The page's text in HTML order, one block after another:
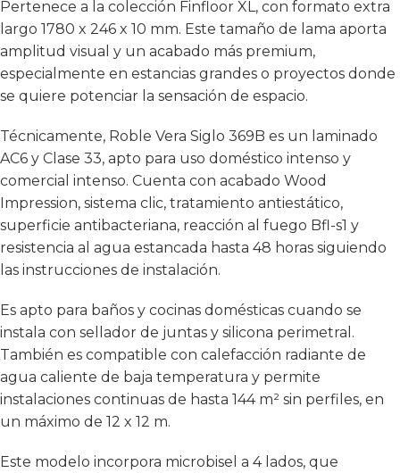
Pertenece a la colección Finfloor XL, con formato extra
largo 1780 x 246 x 10 mm. Este tamaño de lama aporta
amplitud visual y un acabado más premium,
especialmente en estancias grandes o proyectos donde
se quiere potenciar la sensación de espacio.
Técnicamente, Roble Vera Siglo 369B es un laminado
AC6 y Clase 33, apto para uso doméstico intenso y
comercial intenso. Cuenta con acabado Wood
Impression, sistema clic, tratamiento antiestático,
superficie antibacteriana, reacción al fuego Bfl-s1 y
resistencia al agua estancada hasta 48 horas siguiendo
las instrucciones de instalación.
Es apto para baños y cocinas domésticas cuando se
instala con sellador de juntas y silicona perimetral.
También es compatible con calefacción radiante de
agua caliente de baja temperatura y permite
instalaciones continuas de hasta 144 m² sin perfiles, en
un máximo de 12 x 12 m.
Este modelo incorpora microbisel a 4 lados, que